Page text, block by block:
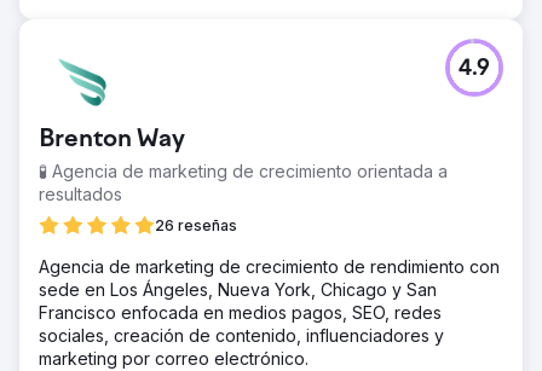
Brenton Way
🧪 Agencia de marketing de crecimiento orientada a
resultados
26 reseñas
4.9
Agencia de marketing de crecimiento de rendimiento con
sede en Los Ángeles, Nueva York, Chicago y San
Francisco enfocada en medios pagos, SEO, redes
sociales, creación de contenido, influenciadores y
marketing por correo electrónico.